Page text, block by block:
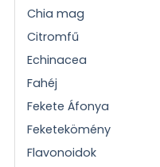
Chia mag
Citromfű
Echinacea
Fahéj
Fekete Áfonya
Feketekömény
Flavonoidok